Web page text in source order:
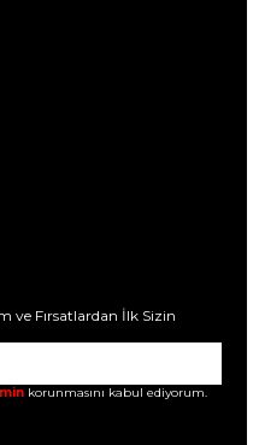
ve Fırsatlardan İlk Sizin
korunmasını kabul ediyorum.